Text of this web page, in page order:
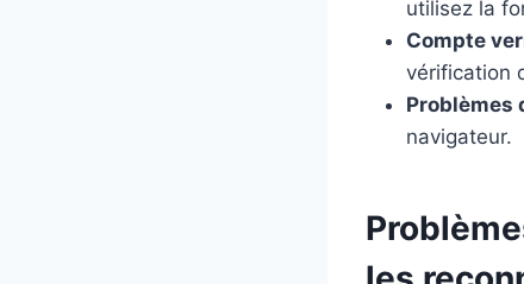
utilisez la
Compte
vérification
Problèmes
navigateur.